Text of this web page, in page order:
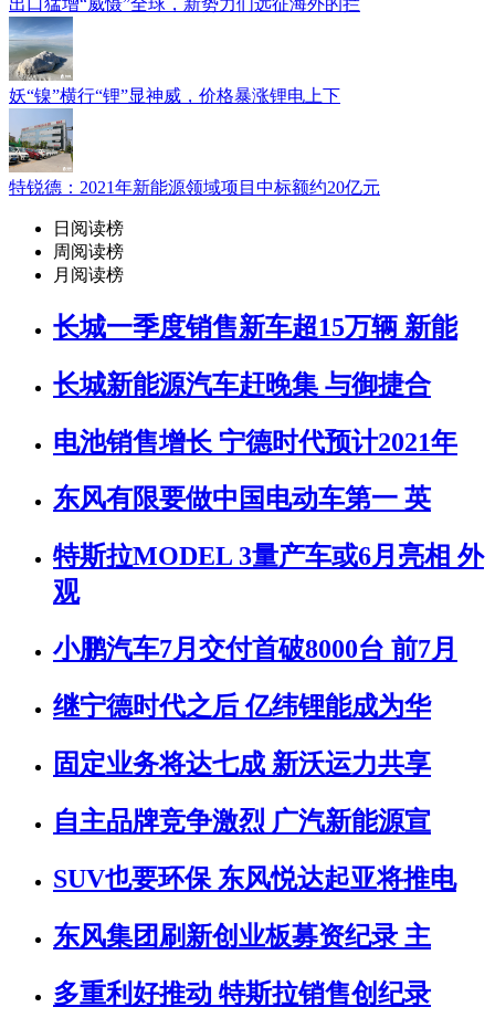
妖“镍”横行“锂”显神威，价格暴涨锂电上下
特锐德：2021年新能源领域项目中标额约20亿元
日阅读榜
周阅读榜
月阅读榜
长城一季度销售新车超15万辆 新能
长城新能源汽车赶晚集 与御捷合
电池销售增长 宁德时代预计2021年
东风有限要做中国电动车第一 英
特斯拉MODEL 3量产车或6月亮相 外
观
小鹏汽车7月交付首破8000台 前7月
继宁德时代之后 亿纬锂能成为华
固定业务将达七成 新沃运力共享
自主品牌竞争激烈 广汽新能源宣
SUV也要环保 东风悦达起亚将推电
东风集团刷新创业板募资纪录 主
多重利好推动 特斯拉销售创纪录